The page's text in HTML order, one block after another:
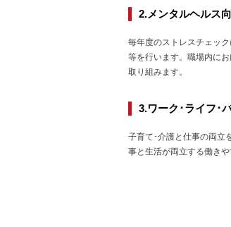
2.メンタルヘルス
毎年度のストレスチェッ
等を行います。職場内に
取り組みます。
3.ワーク･ライフ･
子育て･介護と仕事の両立
事と生活が両立する働き